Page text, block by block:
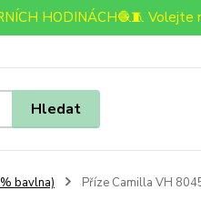
HODINÁCH🧶🧵
Hledat
bavlna) Příze Camilla VH